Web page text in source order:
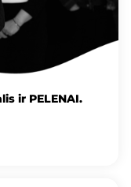
ir PELENAI.